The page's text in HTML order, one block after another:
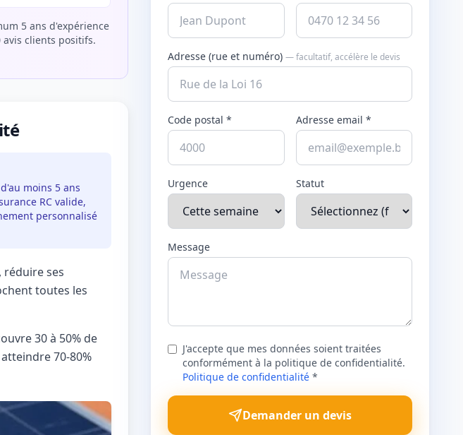
5 ans d'expérience
clients positifs.
moins 5 ans
RC valide,
personnalisé
réduire ses
toutes les
30 à 50% de
70-80%
Adresse (rue et numéro)— facultatif, accélère le devis
Code postal * Adresse email *
Urgence Statut
Message
J'accepte que mes données soient traitées
conformément à la politique de confidentialité.
Politique de confidentialité *
Demander un devis